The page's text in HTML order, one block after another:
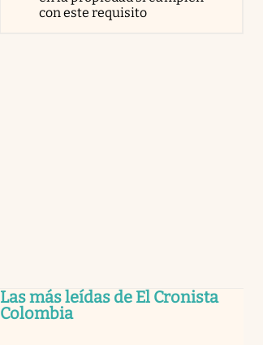
con este requisito
Las más leídas de El Cronista
Colombia